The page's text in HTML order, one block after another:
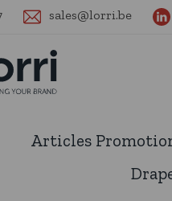
sales@lorri.be
Articles